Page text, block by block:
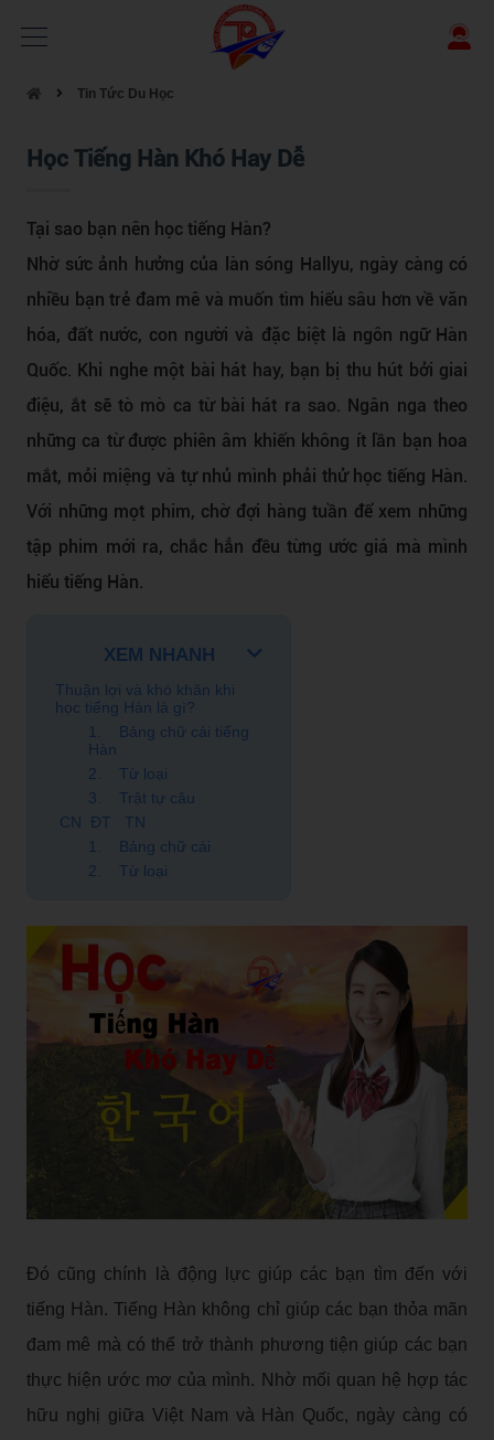
Tin Tức Du Học
Học Tiếng Hàn Khó Hay Dễ
Tại sao bạn nên học tiếng Hàn?
Nhờ sức ảnh hưởng của làn sóng Hallyu, ngày càng có
nhiều bạn trẻ đam mê và muốn tìm hiểu sâu hơn về văn
hóa, đất nước, con người và đặc biệt là ngôn ngữ Hàn
Quốc. Khi nghe một bài hát hay, bạn bị thu hút bởi giai
điệu, ắt sẽ tò mò ca từ bài hát ra sao. Ngân nga theo
những ca từ được phiên âm khiến không ít lần bạn hoa
mắt, mỏi miệng và tự nhủ mình phải thử học tiếng Hàn.
Với những mọt phim, chờ đợi hàng tuần để xem những
tập phim mới ra, chắc hẳn đều từng ước giá mà mình
hiểu tiếng Hàn.
XEM NHANH
Thuận lợi và khó khăn khi
học tiếng Hàn là gì?
1. Bảng chữ cái tiếng
Hàn
2. Từ loại
3. Trật tự câu
CN ĐT TN
1. Bảng chữ cái
2. Từ loại
Đó cũng chính là động lực giúp các bạn tìm đến với
tiếng Hàn. Tiếng Hàn không chỉ giúp các bạn thỏa mãn
đam mê mà có thể trở thành phương tiện giúp các bạn
thực hiện ước mơ của mình. Nhờ mối quan hệ hợp tác
hữu nghị giữa Việt Nam và Hàn Quốc, ngày càng có